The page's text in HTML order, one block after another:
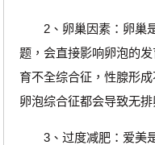
2、卵巢因素：卵巢是
题，会直接影响卵泡的发
育不全综合征，性腺形成
卵泡综合征都会导致无排
3、过度减肥：爱美是